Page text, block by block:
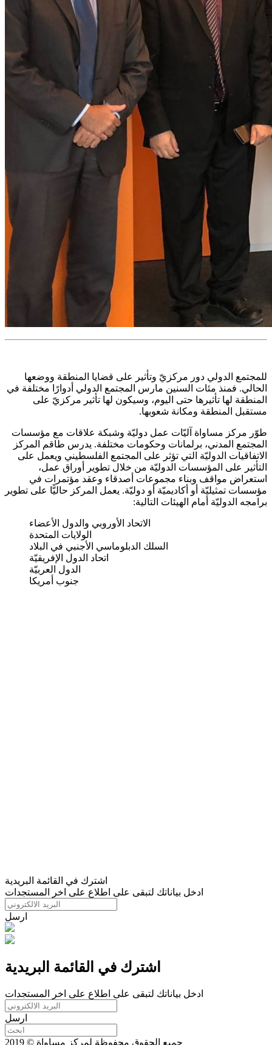
للمجتمع الدولي دور مركزيّ وتأثير على قضايا المنطقة ووضعها
الحالي. فمنذ مئات السنين مارس المجتمع الدولي أدوارًا مختلفة في
المنطقة لها تأثيرها حتى اليوم، وسيكون لها تأثير مركزيّ على
مستقبل المنطقة ومكانة شعوبها.
طوّر مركز مساواة آليّات عمل دوليّة وشبكة علاقات مع مؤسسات
المجتمع المدني، برلمانات وحكومات مختلفة. يدرس طاقم المركز
الاتفاقيات الدوليّة التي تؤثر على المجتمع الفلسطيني ويعمل على
التأثير على المؤسسات الدوليّة من خلال تطوير أوراق عمل،
استعراض مواقف وبناء مجموعات أصدقاء وعقد مؤتمرات في
مؤسسات تمثيليّة أو أكاديميّة أو دوليّة. يعمل المركز حاليًّا على تطوير
برامجه الدوليّة أمام الهيئات التالية:
الاتحاد الأوروبي والدول الأعضاء
الولايات المتحدة
السلك الدبلوماسي الأجنبي في البلاد
اتحاد الدول الإفريقيّة
الدول العربيّة
جنوب أمريكا
اشترك في القائمة البريدية
ادخل بياناتك لتبقى على اطلاع على اخر المستجدات
ارسل
اشترك في القائمة البريدية
ادخل بياناتك لتبقى على اطلاع على اخر المستجدات
ارسل
جميع الحقوق محفوظة لمركز مساواة © 2019